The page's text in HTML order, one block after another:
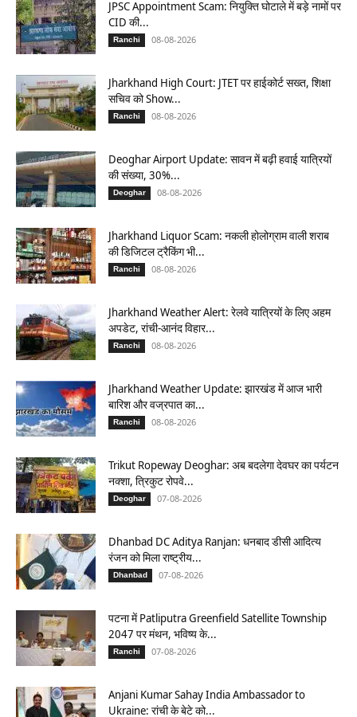
JPSC Appointment Scam: नियुक्ति घोटाले में बड़े नामों पर
CID की...
Ranchi 08-08-2026
Jharkhand High Court: JTET पर हाईकोर्ट सख्त, शिक्षा
सचिव को Show...
Ranchi 08-08-2026
Deoghar Airport Update: सावन में बढ़ी हवाई यात्रियों
की संख्या, 30%...
Deoghar 08-08-2026
Jharkhand Liquor Scam: नकली होलोग्राम वाली शराब
की डिजिटल ट्रैकिंग भी...
Ranchi 08-08-2026
Jharkhand Weather Alert: रेलवे यात्रियों के लिए अहम
अपडेट, रांची-आनंद विहार...
Ranchi 08-08-2026
Jharkhand Weather Update: झारखंड में आज भारी
बारिश और वज्रपात का...
Ranchi 08-08-2026
Trikut Ropeway Deoghar: अब बदलेगा देवघर का पर्यटन
नक्शा, त्रिकुट रोपवे...
Deoghar 07-08-2026
Dhanbad DC Aditya Ranjan: धनबाद डीसी आदित्य
रंजन को मिला राष्ट्रीय...
Dhanbad 07-08-2026
पटना में Patliputra Greenfield Satellite Township
2047 पर मंथन, भविष्य के...
Ranchi 07-08-2026
Anjani Kumar Sahay India Ambassador to
Ukraine: रांची के बेटे को...